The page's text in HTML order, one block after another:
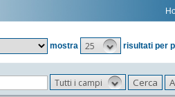
mostra
25 risultati per
Tutti i campi